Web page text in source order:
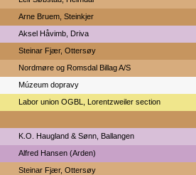
Arne Bruem, Steinkjer
Aksel Håvimb, Driva
Steinar Fjær, Ottersøy
Nordmøre og Romsdal Billag A/S
Múzeum dopravy
Labor union OGBL, Lorentzweiler section
K.O. Haugland & Sønn, Ballangen
Alfred Hansen (Arden)
Steinar Fjær, Ottersøy